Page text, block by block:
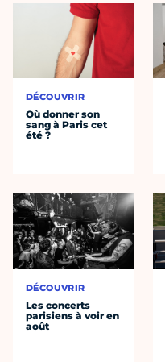
DÉCOUVRIR
Où donner son
sang à Paris cet
été ?
DÉCOUVRIR
Les concerts
parisiens à voir en
août